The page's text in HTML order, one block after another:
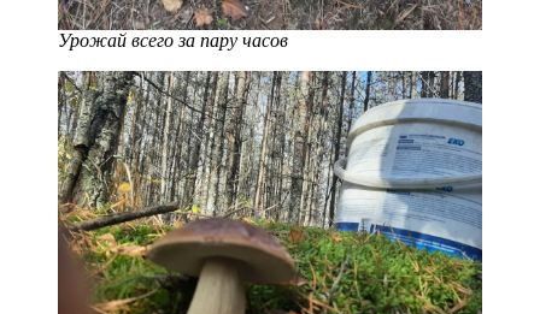
Урожай всего за пару часов